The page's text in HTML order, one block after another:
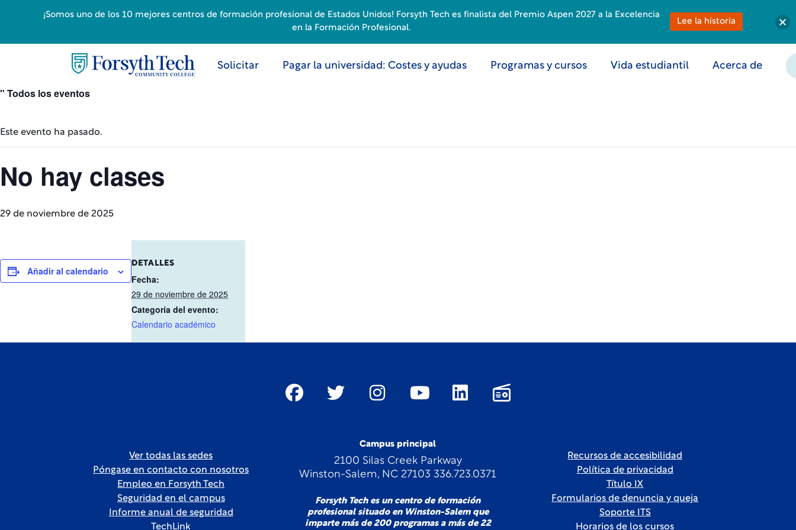
Solicitar Pagar la universidad: Costes y ayudas Programas y cursos Vida estudiantil Acerca de
" Todos los eventos
Este evento ha pasado.
No hay clases
29 de noviembre de 2025
Añadir al calendario
DETALLES
Fecha:
29 de noviembre de 2025
Categoría del evento:
Calendario académico
Campus principal
2100 Silas Creek Parkway
Winston-Salem, NC 27103 336.723.0371
Forsyth Tech es un centro de formación
profesional situado en Winston-Salem que
imparte más de 200 programas a más de 22
Ver todas las sedes
Póngase en contacto con nosotros
Empleo en Forsyth Tech
Seguridad en el campus
Informe anual de seguridad
TechLink
Recursos de accesibilidad
Política de privacidad
Título IX
Formularios de denuncia y queja
Soporte ITS
Horarios de los cursos
¡Somos uno de los 10 mejores centros de formación profesional de Estados Unidos! Forsyth Tech es finalista del Premio Aspen 2027 a la Excelencia
en la Formación Profesional.
Lee la historia